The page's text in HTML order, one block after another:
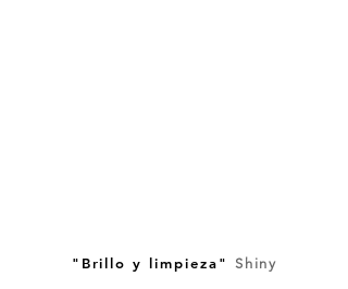
"Brillo y limpieza" Shiny